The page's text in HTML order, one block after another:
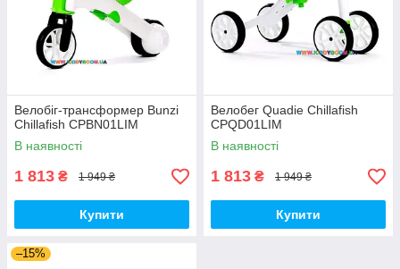
Велобіг-трансформер Bunzi
Chillafish CPBN01LIM
В наявності
1 813 ₴ 1 949 ₴
Купити
Велобег Quadie Chillafish
CPQD01LIM
В наявності
1 813 ₴ 1 949 ₴
Купити
–15%